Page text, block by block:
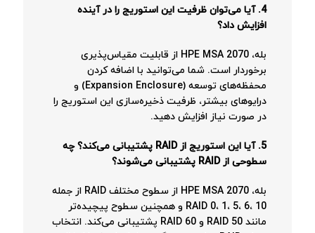
4. آیا می‌توان ظرفیت این استوریج را در آینده
افزایش داد؟
بله، HPE MSA 2070 از قابلیت مقیاس‌پذیری
برخوردار است. شما می‌توانید با اضافه کردن
محفظه‌های توسعه (Expansion Enclosure) و
درایوهای بیشتر، ظرفیت ذخیره‌سازی این استوریج را
در صورت نیاز افزایش دهید.
5. آیا این استوریج از RAID پشتیبانی می‌کند؟ چه
سطوحی از RAID پشتیبانی می‌شوند؟
بله، HPE MSA 2070 از سطوح مختلف RAID از جمله
RAID 0، 1، 5، 6، 10 و همچنین سطوح پیچیده‌تر
مانند RAID 50 و RAID 60 پشتیبانی می‌کند. انتخاب